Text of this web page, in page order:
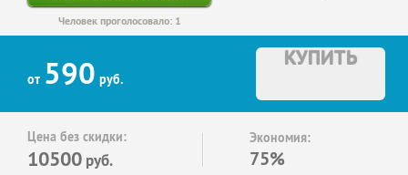
Человек проголосовало: 1
от 590 руб.
КУПИТЬ
Цена без скидки:
10500 руб.
Экономия:
75%